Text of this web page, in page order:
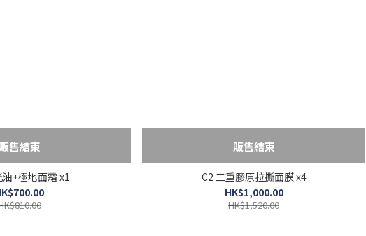
販售結束
油+極地面霜 x1
販售結束
C2 三重膠原拉撕面膜 x4
HK$1,000.00
HK$1,520.00